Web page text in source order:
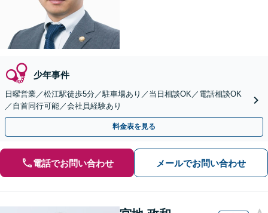
少年事件
日曜営業／松江駅徒歩5分／駐車場あり／当日相談OK／電話相談OK
／自首同行可能／会社員経験あり
料金表を見る
電話でお問い合わせ メールでお問い合わせ